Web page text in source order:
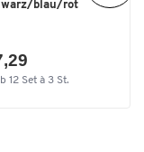
blau/rot
12 Set à 3 St.